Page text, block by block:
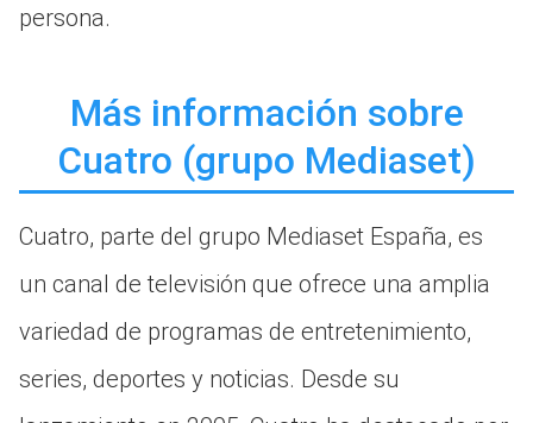
persona.
Más información sobre
Cuatro (grupo Mediaset)
Cuatro, parte del grupo Mediaset España, es
un canal de televisión que ofrece una amplia
variedad de programas de entretenimiento,
series, deportes y noticias. Desde su